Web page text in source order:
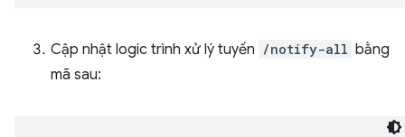
Cập nhật logic trình xử lý tuyến /notify-all bằng
mã sau: